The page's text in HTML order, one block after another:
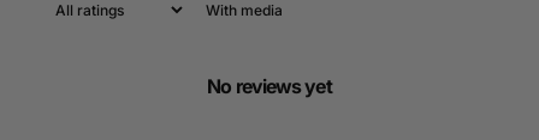
With media
No reviews yet